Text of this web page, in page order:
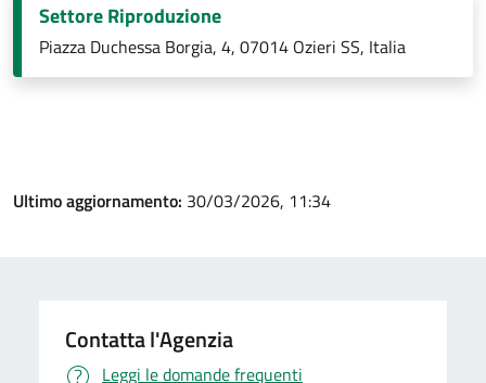
Settore Riproduzione
Piazza Duchessa Borgia, 4, 07014 Ozieri SS, Italia
Ultimo aggiornamento: 30/03/2026, 11:34
Contatta l'Agenzia
Leggi le domande frequenti